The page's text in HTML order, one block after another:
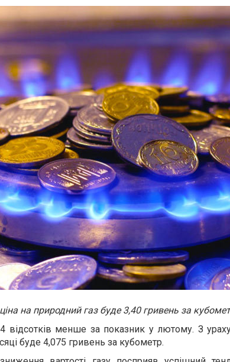
на природний газ буде 3,40 гривень за
відсотків менше за показник у лютому. З
буде 4,075 гривень за кубометр.